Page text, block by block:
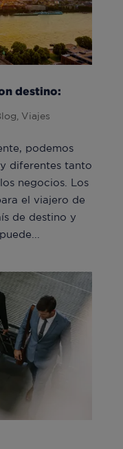
destino:
Viajes
podemos
diferentes tanto
negocios. Los
el viajero de
de destino y